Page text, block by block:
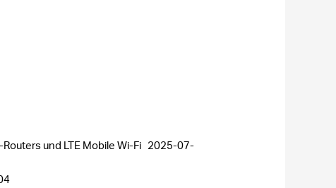
und LTE Mobile Wi-Fi 2025-07-